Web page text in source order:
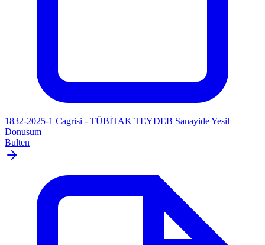
1832-2025-1 Cagrisi - TÜBİTAK TEYDEB Sanayide Yesil
Donusum
Bulten